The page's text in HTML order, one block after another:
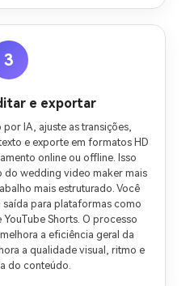
3
e exportar
IA, ajuste as transições,
e exporte em formatos HD
online ou offline. Isso
do wedding video maker mais
mais estruturado. Você
para plataformas como
Shorts. O processo
a eficiência geral da
a qualidade visual, ritmo e
do conteúdo.